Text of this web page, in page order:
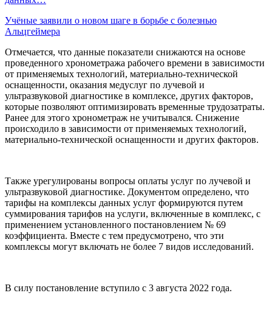
Учёные заявили о новом шаге в борьбе с болезнью
Альцгеймера
Отмечается, что данные показатели снижаются на основе
проведенного хронометража рабочего времени в зависимости
от применяемых технологий, материально-технической
оснащенности, оказания медуслуг по лучевой и
ультразвуковой диагностике в комплексе, других факторов,
которые позволяют оптимизировать временные трудозатраты.
Ранее для этого хронометраж не учитывался. Снижение
происходило в зависимости от применяемых технологий,
материально-технической оснащенности и других факторов.
Также урегулированы вопросы оплаты услуг по лучевой и
ультразвуковой диагностике. Документом определено, что
тарифы на комплексы данных услуг формируются путем
суммирования тарифов на услуги, включенные в комплекс, с
применением установленного постановлением № 69
коэффициента. Вместе с тем предусмотрено, что эти
комплексы могут включать не более 7 видов исследований.
В силу постановление вступило с 3 августа 2022 года.